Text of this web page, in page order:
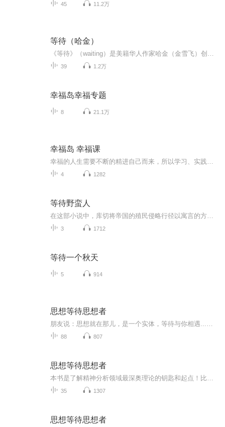
45 11.2万
等待（哈金）
39 1.2万
幸福岛幸福专题
8 21.1万
幸福岛 幸福课
4 1282
等待野蛮人
3 1712
等待一个秋天
5 914
思想等待思想者
88 807
思想等待思想者
35 1307
思想等待思想者